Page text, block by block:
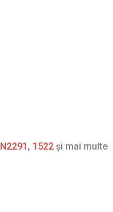
N2291 , 1522 și mai multe